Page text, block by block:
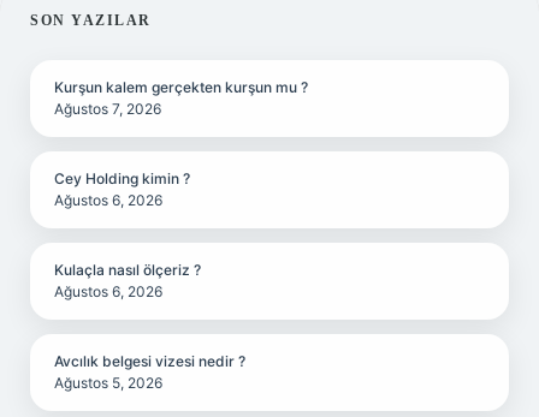
SIDEBAR
SON YAZILAR
Kurşun kalem gerçekten kurşun mu ?
Ağustos 7, 2026
Cey Holding kimin ?
Ağustos 6, 2026
Kulaçla nasıl ölçeriz ?
Ağustos 6, 2026
Avcılık belgesi vizesi nedir ?
Ağustos 5, 2026